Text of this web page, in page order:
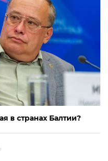
в странах Балтии?